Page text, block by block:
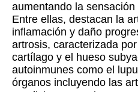
aumentando la
Entre ellas, destacan la
inflamación y daño
artrosis, caracterizada
cartílago y el hueso
autoinmunes como el
órganos incluyendo las